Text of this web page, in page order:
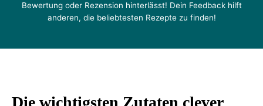
Bewertung oder Rezension hinterlässt! Dein Feedback hilft
anderen, die beliebtesten Rezepte zu finden!
Die wichtigsten Zutaten clever